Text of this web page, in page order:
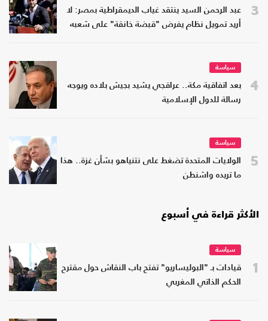
3
عبد الرحمن السيد ينتقد غياب الديمقراطية بمصر: لا
أريد تمويل نظام يفرض "قبضة خانقة" على شعبه
4
سياسة
بعد اتفاقية مكة.. عراقجي يشيد بجيش بلاده ويوجه
رسالة للدول الإسلامية
5
سياسة
الولايات المتحدة تضغط على نتنياهو بشأن غزة.. هذا
ما تريده واشنطن
الأكثر قراءة في أسبوع
1
سياسة
قيادات بـ "البوليساريو" تفتح باب النقاش حول مقترح
الحكم الذاتي المغربي